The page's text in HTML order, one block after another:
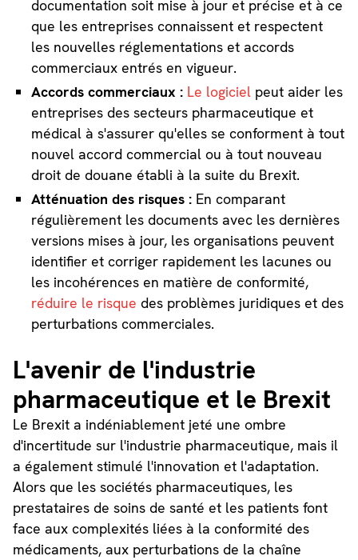
documentation soit mise à jour et précise et à ce
que les entreprises connaissent et respectent
les nouvelles réglementations et accords
commerciaux entrés en vigueur.
Accords commerciaux : Le logiciel peut aider les
entreprises des secteurs pharmaceutique et
médical à s'assurer qu'elles se conforment à tout
nouvel accord commercial ou à tout nouveau
droit de douane établi à la suite du Brexit.
Atténuation des risques : En comparant
régulièrement les documents avec les dernières
versions mises à jour, les organisations peuvent
identifier et corriger rapidement les lacunes ou
les incohérences en matière de conformité,
réduire le risque des problèmes juridiques et des
perturbations commerciales.
L'avenir de l'industrie
pharmaceutique et le Brexit
Le Brexit a indéniablement jeté une ombre
d'incertitude sur l'industrie pharmaceutique, mais il
a également stimulé l'innovation et l'adaptation.
Alors que les sociétés pharmaceutiques, les
prestataires de soins de santé et les patients font
face aux complexités liées à la conformité des
médicaments, aux perturbations de la chaîne